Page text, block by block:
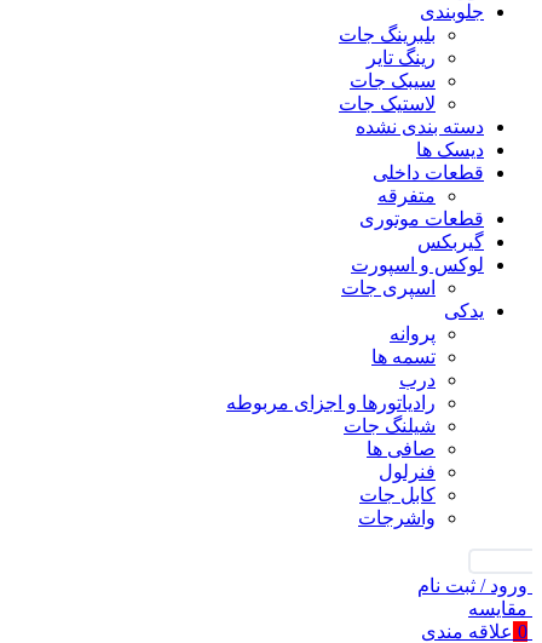
جلوبندی
بلبرینگ جات
رینگ تایر
سیبک جات
لاستیک جات
دسته بندی نشده
دیسک ها
قطعات داخلی
متفرقه
قطعات موتوری
گیربکس
لوکس و اسپورت
اسپری جات
یدکی
پروانه
تسمه ها
درب
رادیاتورها و اجزای مربوطه
شیلنگ جات
صافی ها
فنرلول
کابل جات
واشرجات
ورود / ثبت نام
مقايسه
0 علاقه مندی